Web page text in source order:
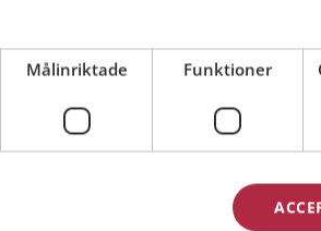
Jag
Målinriktade Funktioner